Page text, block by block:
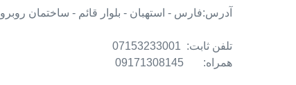
آدرس:فارس - استهبان - بلوار قائم - ساختمان روبروی
تلفن ثابت: 07153233001
همراه: 09171308145